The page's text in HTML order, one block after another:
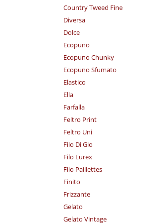
Country Tweed Fine
Diversa
Dolce
Ecopuno
Ecopuno Chunky
Ecopuno Sfumato
Elastico
Ella
Farfalla
Feltro Print
Feltro Uni
Filo Di Gio
Filo Lurex
Filo Paillettes
Finito
Frizzante
Gelato
Gelato Vintage